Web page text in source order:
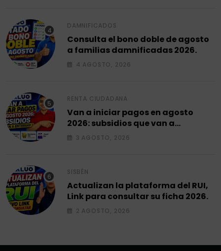
DAMNIFICADOS
Consulta el bono doble de agosto
a familias damnificadas 2026.
4 AGOSTO, 2026
RENTA CIUDADANA
Van a iniciar pagos en agosto
2026: subsidios que van a
entregar.
3 AGOSTO, 2026
SISBÉN
Actualizan la plataforma del RUI,
Link para consultar su ficha 2026.
2 AGOSTO, 2026